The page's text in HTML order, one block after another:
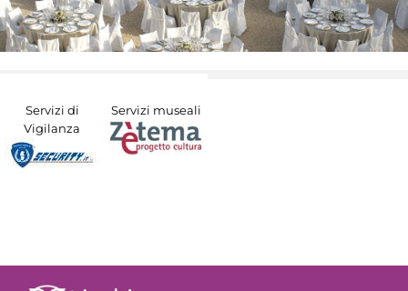
Servizi di
Vigilanza
Servizi museali